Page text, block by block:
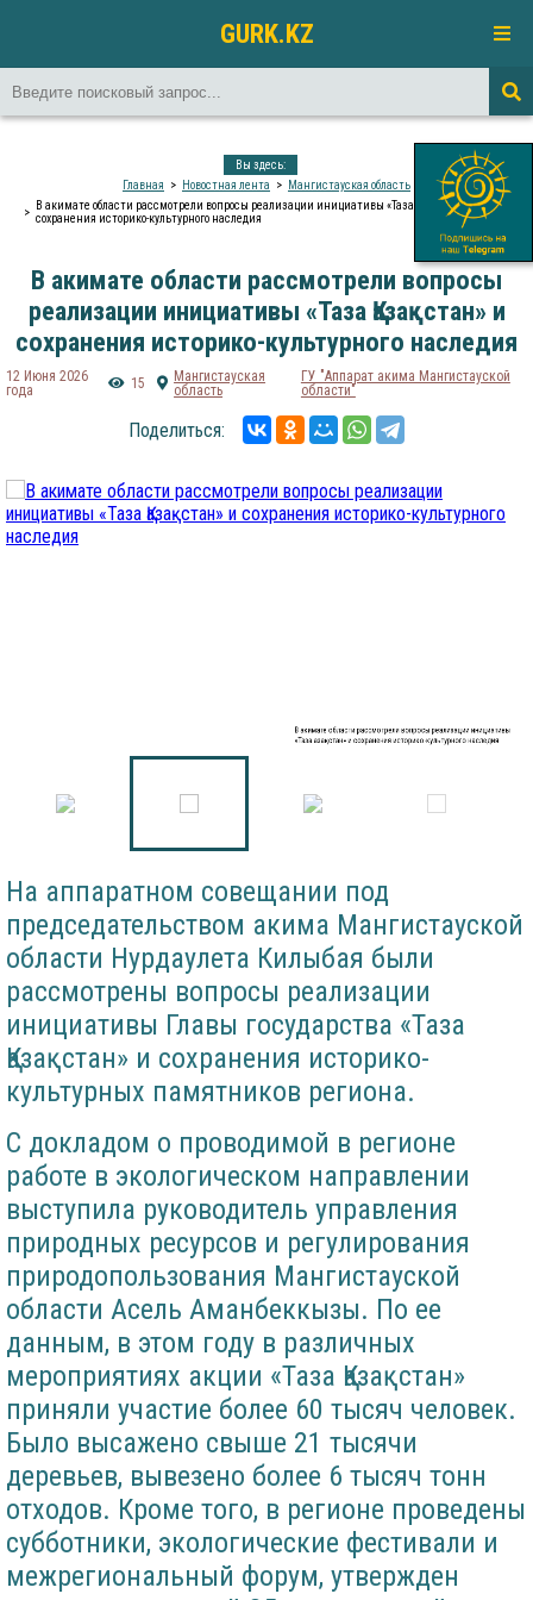
GURK.KZ
Вы здесь:
Главная
Новостная лента
Мангистауская область
В акимате области рассмотрели вопросы реализации инициативы «Таза Қазақстан» и
сохранения историко-культурного наследия
В акимате области рассмотрели вопросы
реализации инициативы «Таза Қазақстан» и
сохранения историко-культурного наследия
12 Июня 2026
года
15
Мангистауская
область
ГУ "Аппарат акима Мангистауской
области"
Поделиться:
В акимате области рассмотрели вопросы реализации инициативы
«Таза Қазақстан» и сохранения историко-культурного наследия
На аппаратном совещании под
председательством акима Мангистауской
области Нурдаулета Килыбая были
рассмотрены вопросы реализации
инициативы Главы государства «Таза
Қазақстан» и сохранения историко-
культурных памятников региона.
С докладом о проводимой в регионе
работе в экологическом направлении
выступила руководитель управления
природных ресурсов и регулирования
природопользования Мангистауской
области Асель Аманбеккызы. По ее
данным, в этом году в различных
мероприятиях акции «Таза Қазақстан»
приняли участие более 60 тысяч человек.
Было высажено свыше 21 тысячи
деревьев, вывезено более 6 тысяч тонн
отходов. Кроме того, в регионе проведены
субботники, экологические фестивали и
межрегиональный форум, утвержден